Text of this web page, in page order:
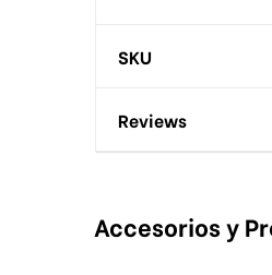
SKU
Reviews
Accesorios y